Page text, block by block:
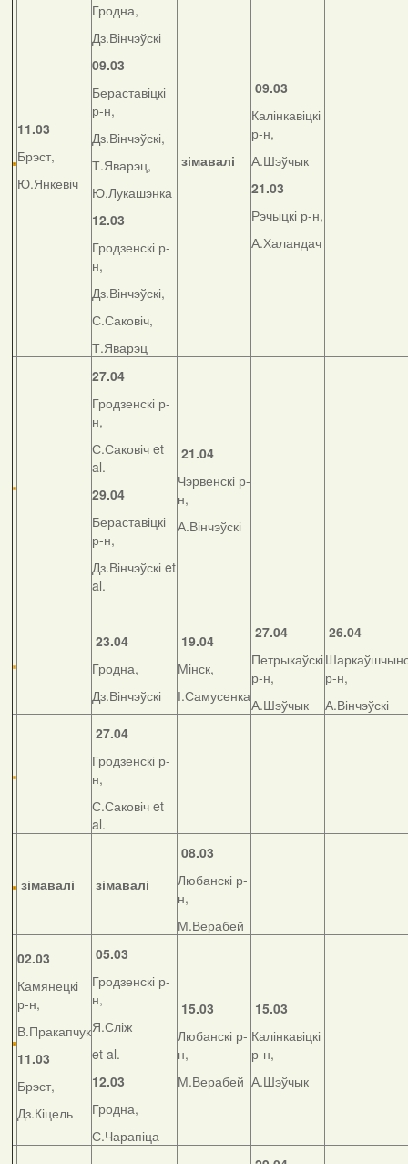
11.03
Брэст,
Ю.Янкевіч
Гродна,
Дз.Вінчэўскі
09.03
Бераставіцкі
р-н,
Дз.Вінчэўскі,
Т.Яварэц,
Ю.Лукашэнка
12.03
Гродзенскі р-
н,
Дз.Вінчэўскі,
С.Саковіч,
Т.Яварэц
зімавалі
09.03
Калінкавіцкі
р-н,
А.Шэўчык
21.03
Рэчыцкі р-н,
А.Халандач
27.04
Гродзенскі р-
н,
С.Саковіч et
al.
29.04
Бераставіцкі
р-н,
Дз.Вінчэўскі et
al.
21.04
Чэрвенскі р-
н,
А.Вінчэўскі
23.04
Гродна,
Дз.Вінчэўскі
19.04
Мінск,
І.Самусенка
27.04
Петрыкаўскі
р-н,
А.Шэўчык
26.04
р-н,
А.Вінчэўскі
27.04
Гродзенскі р-
н,
С.Саковіч et
al.
зімавалі зімавалі
08.03
Любанскі р-
н,
М.Верабей
02.03
Камянецкі
р-н,
В.Пракапчук
11.03
Брэст,
Дз.Кіцель
05.03
Гродзенскі р-
н,
Я.Сліж
et al.
12.03
Гродна,
С.Чарапіца
15.03
Любанскі р-
н,
М.Верабей
15.03
Калінкавіцкі
р-н,
А.Шэўчык